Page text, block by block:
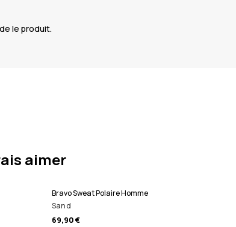
le produit.
aimer
Bravo Sweat Polaire Homme
Sand
69,90 €